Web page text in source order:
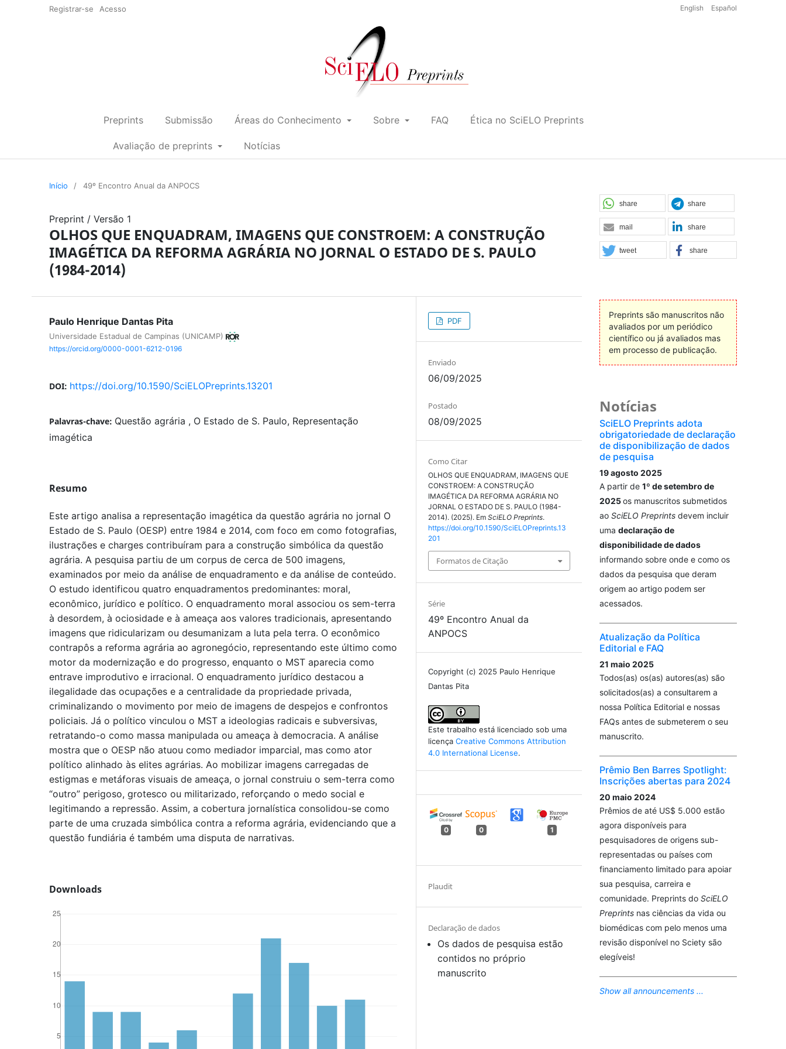
Registrar-se Acesso English Español
Preprints Submissão Áreas do Conhecimento Sobre FAQ Ética no SciELO Preprints
Avaliação de preprints Notícias
Início / 49º Encontro Anual da ANPOCS
Preprint / Versão 1
OLHOS QUE ENQUADRAM, IMAGENS QUE CONSTROEM: A CONSTRUÇÃO
IMAGÉTICA DA REFORMA AGRÁRIA NO JORNAL O ESTADO DE S. PAULO
(1984-2014)
Paulo Henrique Dantas Pita
Universidade Estadual de Campinas (UNICAMP)
https://orcid.org/0000-0001-6212-0196
DOI: https://doi.org/10.1590/SciELOPreprints.13201
Palavras-chave: Questão agrária , O Estado de S. Paulo, Representação
imagética
Resumo
Este artigo analisa a representação imagética da questão agrária no jornal O
Estado de S. Paulo (OESP) entre 1984 e 2014, com foco em como fotografias,
ilustrações e charges contribuíram para a construção simbólica da questão
agrária. A pesquisa partiu de um corpus de cerca de 500 imagens,
examinados por meio da análise de enquadramento e da análise de conteúdo.
O estudo identificou quatro enquadramentos predominantes: moral,
econômico, jurídico e político. O enquadramento moral associou os sem-terra
à desordem, à ociosidade e à ameaça aos valores tradicionais, apresentando
imagens que ridicularizam ou desumanizam a luta pela terra. O econômico
contrapôs a reforma agrária ao agronegócio, representando este último como
motor da modernização e do progresso, enquanto o MST aparecia como
entrave improdutivo e irracional. O enquadramento jurídico destacou a
ilegalidade das ocupações e a centralidade da propriedade privada,
criminalizando o movimento por meio de imagens de despejos e confrontos
policiais. Já o político vinculou o MST a ideologias radicais e subversivas,
retratando-o como massa manipulada ou ameaça à democracia. A análise
mostra que o OESP não atuou como mediador imparcial, mas como ator
político alinhado às elites agrárias. Ao mobilizar imagens carregadas de
estigmas e metáforas visuais de ameaça, o jornal construiu o sem-terra como
“outro” perigoso, grotesco ou militarizado, reforçando o medo social e
legitimando a repressão. Assim, a cobertura jornalística consolidou-se como
parte de uma cruzada simbólica contra a reforma agrária, evidenciando que a
questão fundiária é também uma disputa de narrativas.
Downloads
PDF
Enviado
06/09/2025
Postado
08/09/2025
Como Citar
OLHOS QUE ENQUADRAM, IMAGENS QUE
CONSTROEM: A CONSTRUÇÃO
IMAGÉTICA DA REFORMA AGRÁRIA NO
JORNAL O ESTADO DE S. PAULO (1984-
2014). (2025). EmSciELO Preprints.
https://doi.org/10.1590/SciELOPreprints.13
201
Formatos de Citação
Série
49º Encontro Anual da
ANPOCS
Copyright (c) 2025 Paulo Henrique
Dantas Pita
Este trabalho está licenciado sob uma
licençaCreative Commons Attribution
4.0 International License.
0 0 1
Plaudit
Declaração de dados
Os dados de pesquisa estão
contidos no próprio
manuscrito
share share
mail share
tweet share
Preprints são manuscritos não
avaliados por um periódico
científico ou já avaliados mas
em processo de publicação.
Notícias
SciELO Preprints adota
obrigatoriedade de declaração
de disponibilização de dados
de pesquisa
19 agosto 2025
A partir de 1º de setembro de
2025os manuscritos submetidos
ao SciELO Preprintsdevem incluir
uma declaração de
disponibilidade de dados
informando sobre onde e como os
dados da pesquisa que deram
origem ao artigo podem ser
acessados.
Atualização da Política
Editorial e FAQ
21 maio 2025
Todos(as) os(as) autores(as) são
solicitados(as) a consultarem a
nossa Política Editorial e nossas
FAQs antes de submeterem o seu
manuscrito.
Prêmio Ben Barres Spotlight:
Inscrições abertas para 2024
20 maio 2024
Prêmios de até US$ 5.000 estão
agora disponíveis para
pesquisadores de origens sub-
representadas ou países com
financiamento limitado para apoiar
sua pesquisa, carreira e
comunidade. Preprints do SciELO
Preprintsnas ciências da vida ou
biomédicas com pelo menos uma
revisão disponível no Sciety são
elegíveis!
Show all announcements ...